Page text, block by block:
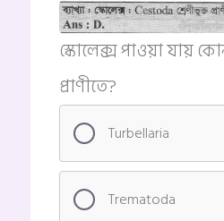
স্কোলেক্স পাওয়া যায়
প্রাণীতে?
Turbellaria
Trematoda